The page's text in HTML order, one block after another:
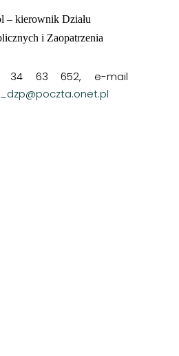
– kierownik Działu
i Zaopatrzenia
63 652, e-mail